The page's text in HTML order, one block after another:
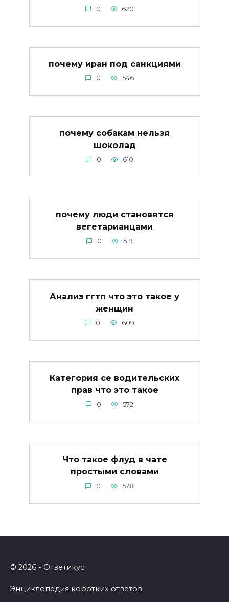
0 620
почему иран под санкциями
0 546
почему собакам нельзя
шоколад
0 610
почему люди становятся
вегетарианцами
0 519
Анализ ггтп что это такое у
женщин
0 609
Категория се водительских
прав что это такое
0 572
Что такое флуд в чате
простыми словами
0 578
© 2026 - Ответикус
Энциклопедия коротких ответов.